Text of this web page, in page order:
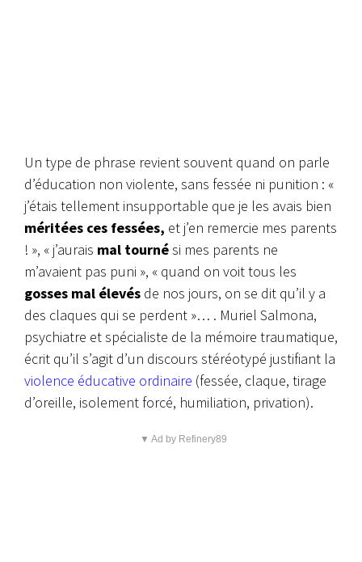
Un type de phrase revient souvent quand on parle
d’éducation non violente, sans fessée ni punition : «
j’étais tellement insupportable que je les avais bien
méritées ces fessées, et j’en remercie mes parents
! », « j’aurais mal tournési mes parents ne
m’avaient pas puni », « quand on voit tous les
gosses mal élevés de nos jours, on se dit qu’il y a
des claques qui se perdent »… . Muriel Salmona,
psychiatre et spécialiste de la mémoire traumatique,
écrit qu’il s’agit d’un discours stéréotypé justifiant la
violence éducative ordinaire (fessée, claque, tirage
d’oreille, isolement forcé, humiliation, privation).
▼ Ad by Refinery89